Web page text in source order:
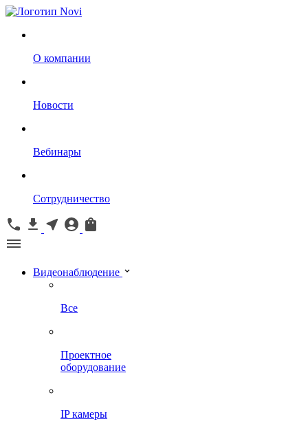
О компании
Новости
Вебинары
Сотрудничество
Видеонаблюдение
Все
Проектное
оборудование
IP камеры